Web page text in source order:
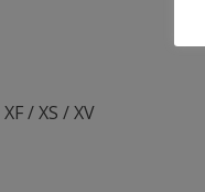
XF / XS / XV